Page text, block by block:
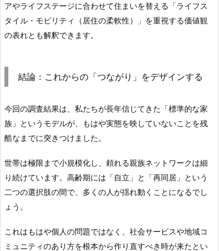
アやライフステージに合わせて住まいを替える「ライフス
タイル・モビリティ（居住の柔軟性）」を重視する価値観
の表れとも解釈できます。
結論：これからの「つながり」をデザインする
今回の調査結果は、私たちが長年信じてきた「標準的な家
族」というモデルが、もはや実態を映していないことを残
酷なまでに突きつけました。
世帯は極限まで小規模化し、頼れる親族ネットワークは細
り続けています。高齢期には「自立」と「再同居」という
二つの選択肢の間で、多くの人が揺れ動くことになるでし
ょう。
これはもはや個人の問題ではなく、社会サービスや地域コ
ミュニティのあり方を根本から作り直すべき時が来たとい